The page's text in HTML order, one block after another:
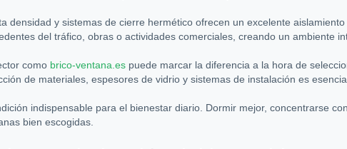
densidad y sistemas de cierre hermético ofrecen un excelente
del tráfico, obras o actividades comerciales, creando un ambiente
como brico-ventana.es puede marcar la diferencia a la hora de
de materiales, espesores de vidrio y sistemas de instalación es
indispensable para el bienestar diario. Dormir mejor, concentrarse
bien escogidas.